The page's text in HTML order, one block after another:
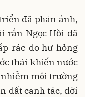
đã phản ánh,
rắn Ngọc Hồi đã
rác dohư hỏng
thải khiến nước
môi trường
đất canh tác, đời